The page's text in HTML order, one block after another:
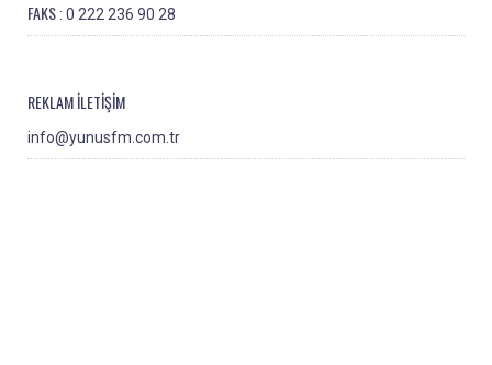
FAKS : 0 222 236 90 28
REKLAM İLETİŞİM
info@yunusfm.com.tr